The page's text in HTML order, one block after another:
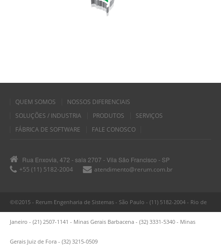
QUEM SOMOS
NOSSOS DIFERENCIAIS
SOLUÇÕES / INDUSTRIA
PRODUTOS
SERVIÇOS
FÁBRICA DE SOFTWARE
FALE CONOSCO
Rua Enxovia, 472 - sala 2707 - Vila São Francisco - SP
+55 (11) 5182-2004
atendimento@rerum.com.br
©©2015 - Rerum Engenharia de Sistemas - São Paulo - (11) 5182-2004 - Rio de
Janeiro - (21) 2507-1141 - Minas Gerais Barbacena - (32) 3331-5340 - Minas
Gerais Juiz de Fora - (32) 3215-0509